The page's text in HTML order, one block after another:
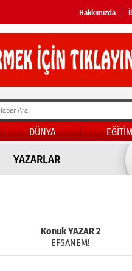
Hakkımızda
DÜNYA EĞİTİM
YAZARLAR
KADER DİYEMEZSİN SEN KENDİN
Konuk YAZAR 2
EFSANEM!